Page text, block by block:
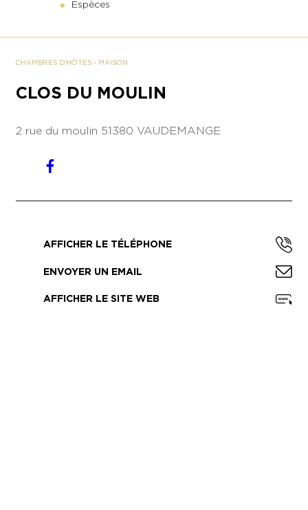
Espèces
CHAMBRES D'HÔTES - MAISON
CLOS DU MOULIN
2 rue du moulin 51380 VAUDEMANGE
AFFICHER LE TÉLÉPHONE
ENVOYER UN EMAIL
AFFICHER LE SITE WEB